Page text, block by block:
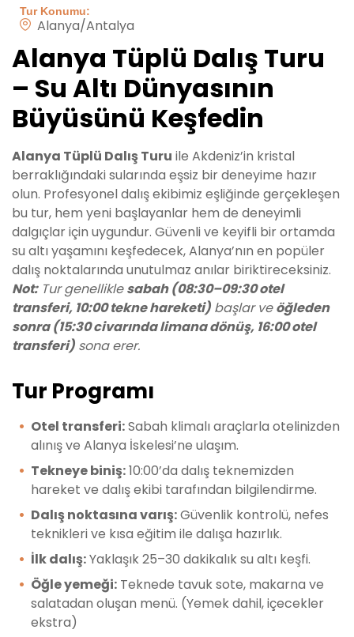
Tur Konumu:
Alanya/Antalya
Alanya Tüplü Dalış Turu
– Su Altı Dünyasının
Büyüsünü Keşfedin
Alanya Tüplü Dalış Turu ile Akdeniz’in kristal
berraklığındaki sularında eşsiz bir deneyime hazır
olun. Profesyonel dalış ekibimiz eşliğinde gerçekleşen
bu tur, hem yeni başlayanlar hem de deneyimli
dalgıçlar için uygundur. Güvenli ve keyifli bir ortamda
su altı yaşamını keşfedecek, Alanya’nın en popüler
dalış noktalarında unutulmaz anılar biriktireceksiniz.
Not:Tur genelliklesabah (08:30–09:30 otel
transferi, 10:00 tekne hareketi) başlar veöğleden
sonra (15:30 civarında limana dönüş, 16:00 otel
transferi) sona erer.
Tur Programı
Otel transferi:Sabah klimalı araçlarla otelinizden
alınış ve Alanya İskelesi’ne ulaşım.
Tekneye biniş:10:00’da dalış teknemizden
hareket ve dalış ekibi tarafından bilgilendirme.
Dalış noktasına varış:Güvenlik kontrolü, nefes
teknikleri ve kısa eğitim ile dalışa hazırlık.
İlk dalış:Yaklaşık 25–30 dakikalık su altı keşfi.
Öğle yemeği: Teknede tavuk sote, makarna ve
salatadan oluşan menü. (Yemek dahil, içecekler
ekstra)